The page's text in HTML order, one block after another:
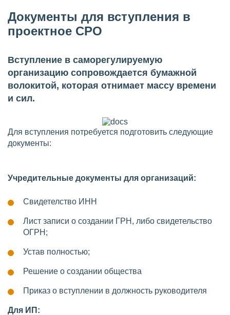
Документы для вступления в
проектное СРО
Вступление в саморегулируемую
организацию сопровождается бумажной
волокитой, которая отнимает массу времени
и сил.
Для вступления потребуется подготовить следующие
документы:
Учредительные документы для организаций:
Свидетелство ИНН
Лист записи о создании ГРН, либо свидетельство
ОГРН;
Устав полностью;
Решение о создании общества
Приказ о вступлении в должность руководителя
Для ИП: